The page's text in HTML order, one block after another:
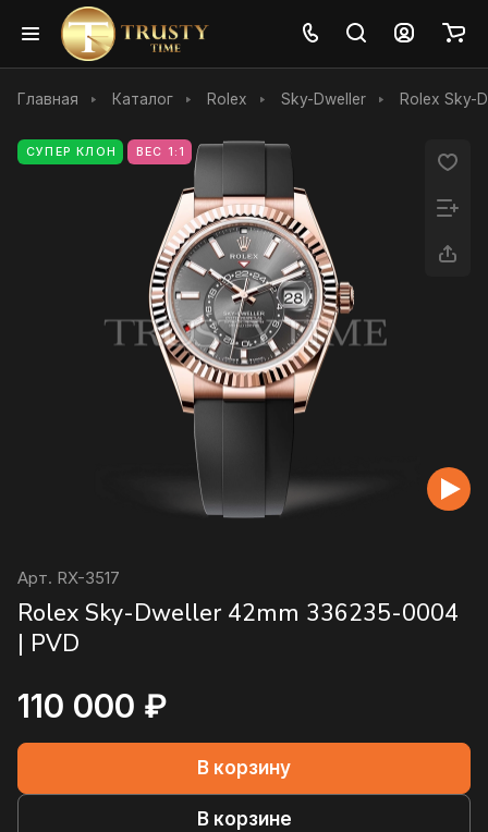
Главная Каталог Rolex Sky-Dweller Rolex Sky-
СУПЕР КЛОН ВЕС 1:1
Арт. RX-3517
Rolex Sky-Dweller 42mm 336235-0004
| PVD
110 000 ₽
В корзину
В корзине